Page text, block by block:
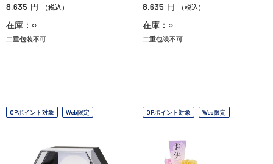
8,635 円 （税込）
在庫：○
二重包装不可
8,635 円 （税込）
在庫：○
二重包装不可
OPポイント対象 Web限定 OPポイント対象 Web限定